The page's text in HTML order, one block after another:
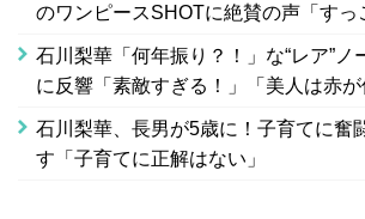
のワンピースSHOTに絶賛の声「すっ
石川梨華「何年振り？！」な“レア”ノ
に反響「素敵すぎる！」「美人は赤が
石川梨華、長男が5歳に！子育てに奮
す「子育てに正解はない」